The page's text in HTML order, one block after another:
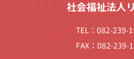
社会福祉法人
TEL：082-239-
FAX：082-239-